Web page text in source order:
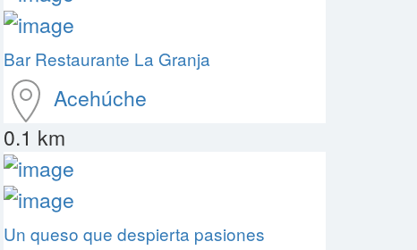
Bar Restaurante La Granja
Acehúche
0.1 km
Un queso que despierta pasiones